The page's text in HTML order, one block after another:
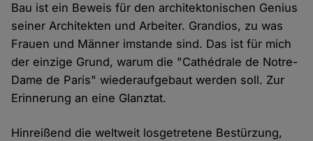
Bau ist ein Beweis für den architektonischen Genius
seiner Architekten und Arbeiter. Grandios, zu was
Frauen und Männer imstande sind. Das ist für mich
der einzige Grund, warum die "Cathédrale de Notre-
Dame de Paris" wiederaufgebaut werden soll. Zur
Erinnerung an eine Glanztat.
Hinreißend die weltweit losgetretene Bestürzung,